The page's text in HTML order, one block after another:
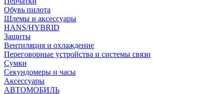
Обувь пилота
Шлемы и аксессуары
HANS/HYBRID
Защиты
Вентиляция и охлаждение
Переговорные устройства и системы связи
Сумки
Секундомеры и часы
Аксессуары
АВТОМОБИЛЬ